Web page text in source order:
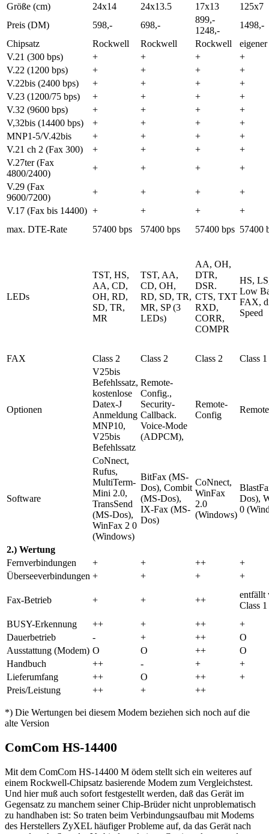
Größe (cm)
24x14 24x13.5 17x13
125x7
Preis (DM)
598,- 698,-
899,-
1248,-
1498,-
Chipsatz
Rockwell Rockwell Rockwell
eigener
V.21 (300 bps)
+ + +
+
V.22 (1200 bps)
+ + +
+
V.22bis (2400 bps)
+ + +
+
V.23 (1200/75 bps)
+ + +
+
V.32 (9600 bps)
+ + +
+
V,32bis (14400 bps)
+ + +
+
MNP1-5/V.42bis
+ + +
+
V.21 ch 2 (Fax 300)
+ + +
+
V.27ter (Fax
4800/2400)
+ + +
+
V.29 (Fax
9600/7200)
+ + +
+
V.17 (Fax bis 14400) + + +
+
max. DTE-Rate
57400 bps 57400 bps 57400 bps 57400
LEDs
TST, HS,
AA, CD,
OH, RD,
SD, TR,
MR
TST, AA,
CD, OH,
RD, SD, TR,
MR, SP (3
LEDs)
AA, OH,
DTR,
DSR.
CTS, TXT
RXD,
CORR,
COMPR
HS,
Low
FAX,
Speed
FAX Class 2 Class 2 Class 2 Class 1
Optionen
V25bis
Befehlssatz,
kostenlose
Datex-J
Anmeldung
MNP10,
V25bis
Befehlssatz
Remote-
Config.,
Security-
Callback.
Voice-Mode
(ADPCM),
Remote-
Config
Software
CoNnect,
Rufus,
MultiTerm-
Mini 2.0,
TransSend
(MS-Dos),
WinFax 2 0
(Windows)
BitFax (MS-
Dos), Combit
(MS-Dos),
IX-Fax (MS-
Dos)
CoNnect,
WinFax
2.0
(Windows)
Dos),
0
2.) Wertung
Fernverbindungen
+ + ++
+
Überseeverbindungen + + + +
Fax-Betrieb + + ++
entfällt
Class 1
BUSY-Erkennung
++ + ++
+
Dauerbetrieb
- + ++
O
Ausstattung (Modem) O O ++
O
Handbuch
++ - +
+
Lieferumfang
++ O ++
+
Preis/Leistung
++ + ++
*) Die Wertungen bei diesem Modem beziehen sich noch auf die
alte Version
ComCom HS-14400
Mit dem ComCom HS-14400 M ödem stellt sich ein weiteres auf
einem Rockwell-Chipsatz basierende Modem zum Vergleichstest.
Und hier muß auch sofort festgestellt werden, daß das Gerät im
Gegensatz zu manchem seiner Chip-Brüder nicht unproblematisch
zu handhaben ist: So traten beim Verbindungsaufbau mit Modems
des Herstellers ZyXEL häufiger Probleme auf, da das Gerät nach